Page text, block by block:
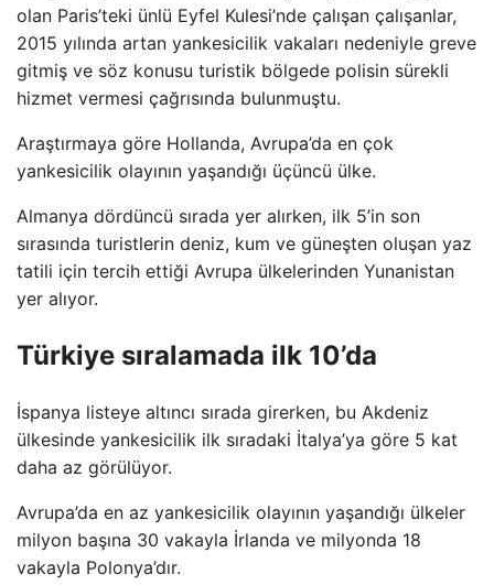
olan Paris’teki ünlü Eyfel Kulesi’nde çalışan çalışanlar,
2015 yılında artan yankesicilik vakaları nedeniyle greve
gitmiş ve söz konusu turistik bölgede polisin sürekli
hizmet vermesi çağrısında bulunmuştu.
Araştırmaya göre Hollanda, Avrupa’da en çok
yankesicilik olayının yaşandığı üçüncü ülke.
Almanya dördüncü sırada yer alırken, ilk 5’in son
sırasında turistlerin deniz, kum ve güneşten oluşan yaz
tatili için tercih ettiği Avrupa ülkelerinden Yunanistan
yer alıyor.
Türkiye sıralamada ilk 10’da
İspanya listeye altıncı sırada girerken, bu Akdeniz
ülkesinde yankesicilik ilk sıradaki İtalya’ya göre 5 kat
daha az görülüyor.
Avrupa’da en az yankesicilik olayının yaşandığı ülkeler
milyon başına 30 vakayla İrlanda ve milyonda 18
vakayla Polonya’dır.